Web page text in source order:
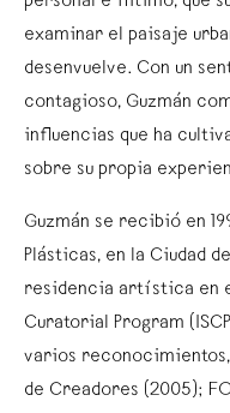
examinar el paisaje
desenvuelve. Con un
contagioso, Guzmán
influencias que ha
sobre su propia
Guzmán se recibió en
Plásticas, en la Ciudad
residencia artística en
Curatorial Program
varios
de Creadores (2005);